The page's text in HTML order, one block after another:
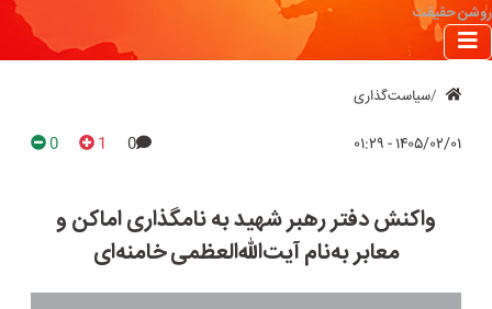
روشن حقیقت
سیاست‌گذاری
۱۴۰۵/۰۲/۰۱ - ۰۱:۲۹ 0
1
0
واکنش دفتر رهبر شهید به نامگذاری‌ اماکن و
معابر به‌نام آیت‌الله‌العظمی خامنه‌ای‌